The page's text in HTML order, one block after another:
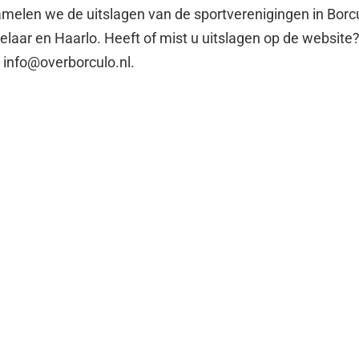
we de uitslagen van de sportverenigingen in
en Haarlo. Heeft of mist u uitslagen op de